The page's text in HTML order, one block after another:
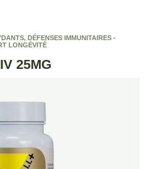
, DÉFENSES IMMUNITAIRES -
LONGÉVITÉ
25MG